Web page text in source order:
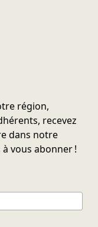
région,
recevez
dans notre
vous abonner !